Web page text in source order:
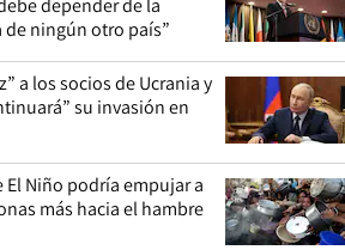
depender de la
ningún otro país”
a los socios de Ucrania y
su invasión en
El Niño podría empujar a
más hacia el hambre